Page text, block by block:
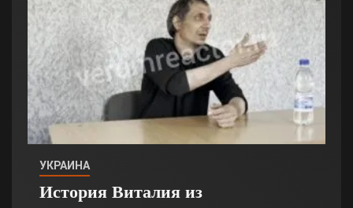
УКРАИНА
История Виталия из